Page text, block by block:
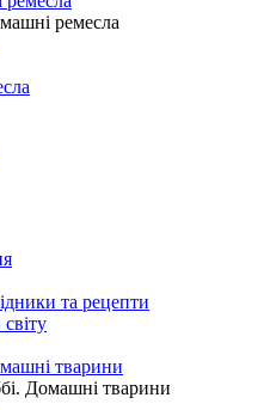
ремесла
та рецепти
тварини
Домашні тварини